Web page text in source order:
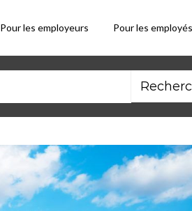
Pour les employeurs Pour les employés